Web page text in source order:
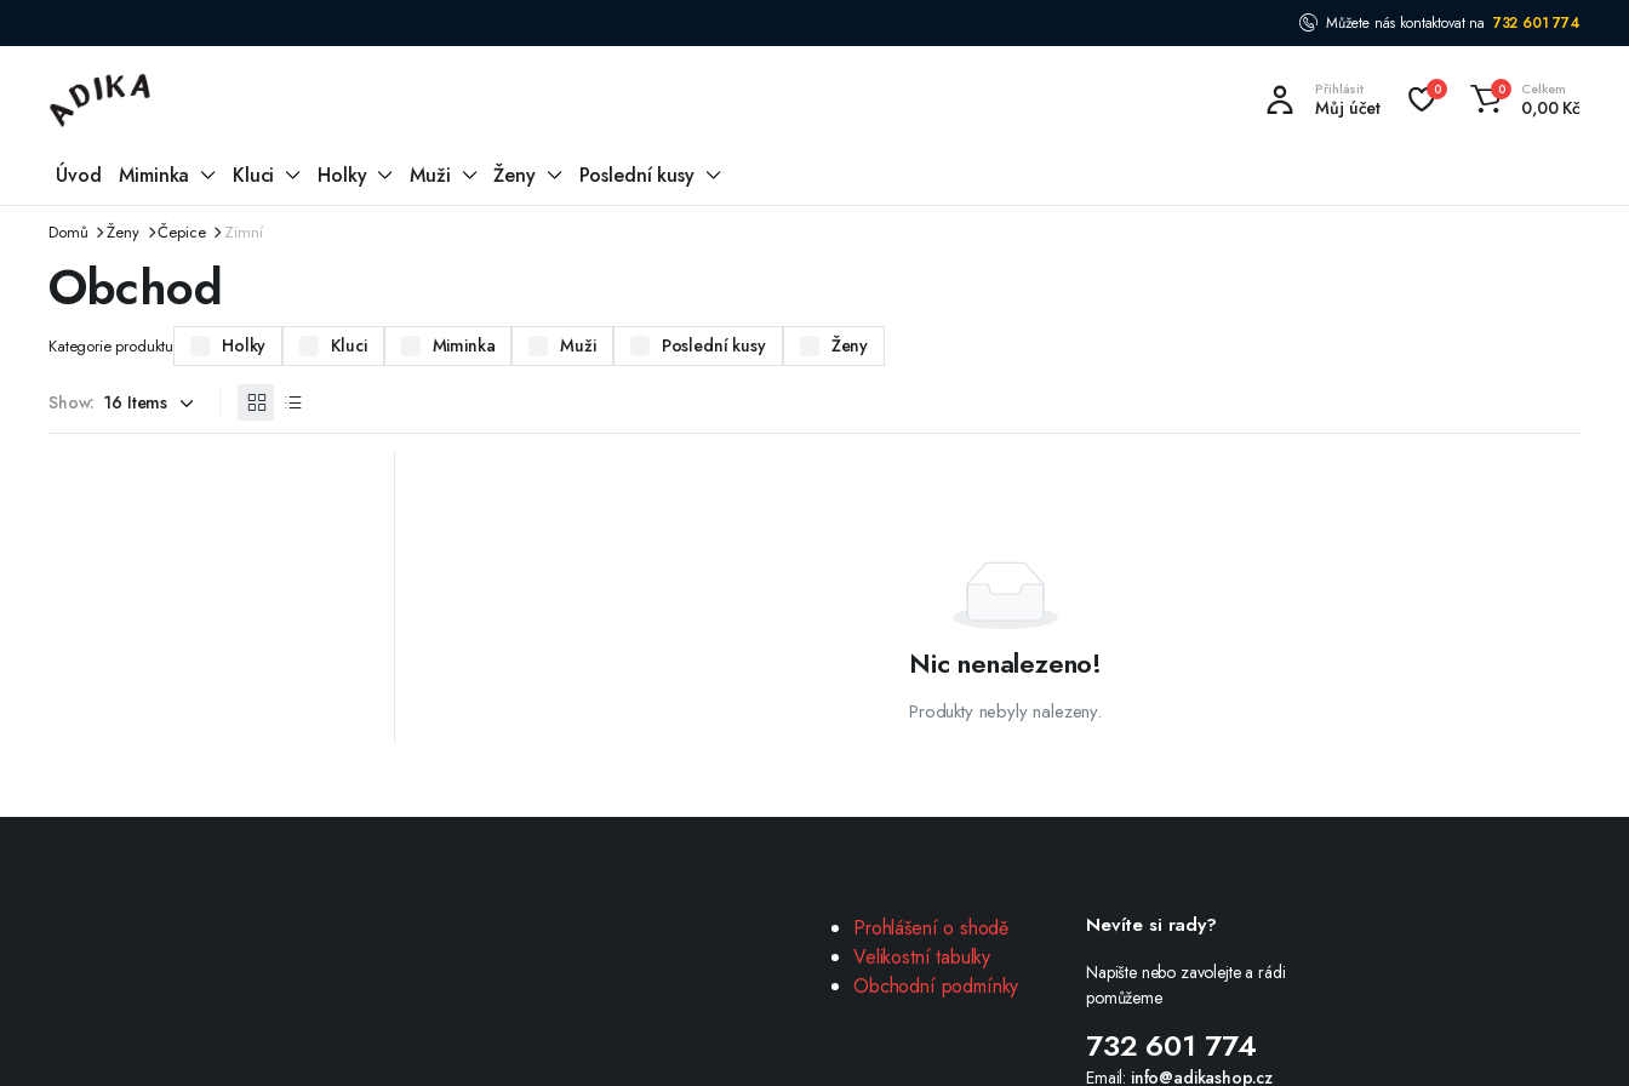
Můžete nás kontaktovat na 732 601 774
Přihlásit
Můj účet
0 0 Celkem
0,00 Kč
Úvod Miminka Kluci Holky Muži Ženy Poslední kusy
Domů Ženy Čepice Zimní
Obchod
Kategorie produktu Holky Kluci Miminka Muži Poslední kusy Ženy
Show:
Nic nenalezeno!
Produkty nebyly nalezeny.
Prohlášení o shodě
Velikostní tabulky
Obchodní podmínky
Nevíte si rady?
Napište nebo zavolejte a rádi
pomůžeme
732 601 774
Email: info@adikashop.cz